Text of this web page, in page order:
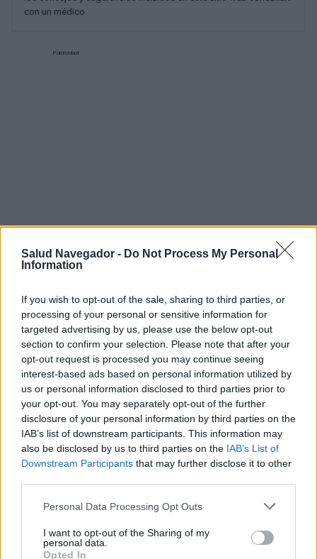
Salud Navegador - Do Not Process My Personal
Information
If you wish to opt-out of the sale, sharing to third parties, or
processing of your personal or sensitive information for
targeted advertising by us, please use the below opt-out
section to confirm your selection. Please note that after your
opt-out request is processed you may continue seeing
interest-based ads based on personal information utilized by
us or personal information disclosed to third parties prior to
your opt-out. You may separately opt-out of the further
disclosure of your personal information by third parties on the
IAB’s list of downstream participants. This information may
also be disclosed by us to third parties on the IAB’s List of
Downstream Participants that may further disclose it to other
Please note that this website/app uses one or more Google
not limited to your visit or usage behaviour. You may click to
grant or deny consent to Google and its third-party tags to
Personal Data Processing Opt Outs
I want to opt-out of the Sharing of my
personal data.
Opted In
con un médico.
Publicidad: